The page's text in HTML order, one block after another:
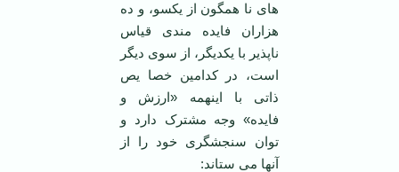
های نا همگون از یکسو، و ده
هزاران فایده مندی قیاس
ناپذیر با یکدیگر، از سوی دیگر
است، در کدامین خصا یص
ذاتی با اینهمه «ارزش و
فایده» وجه مشترک دارد و
توان سنجشگری خود را از
آنها می ستاند: